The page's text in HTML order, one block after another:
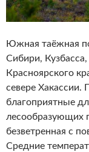
Южная таёжная
Сибири,
Красноярского
севере Хакассии.
благоприятные
лесообразующих
безветренная с
Средние